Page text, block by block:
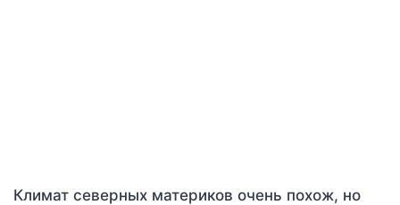
Климат северных материков очень похож, но